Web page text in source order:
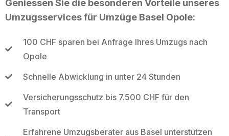
Geniessen Sie die besonderen Vorteile unseres
Umzugsservices für Umzüge Basel Opole:
100 CHF sparen bei Anfrage Ihres Umzugs nach
Opole
Schnelle Abwicklung in unter 24 Stunden
Versicherungsschutz bis 7.500 CHF für den
Transport
Erfahrene Umzugsberater aus Basel unterstützen